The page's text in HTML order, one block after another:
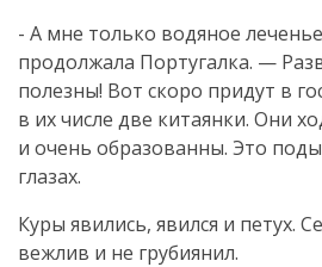
- А мне только водяное
продолжала Португалка. —
полезны! Вот скоро придут в
в их числе две китаянки. Они
и очень образованны. Это
глазах.
Куры явились, явился и петух.
вежлив и не грубиянил.